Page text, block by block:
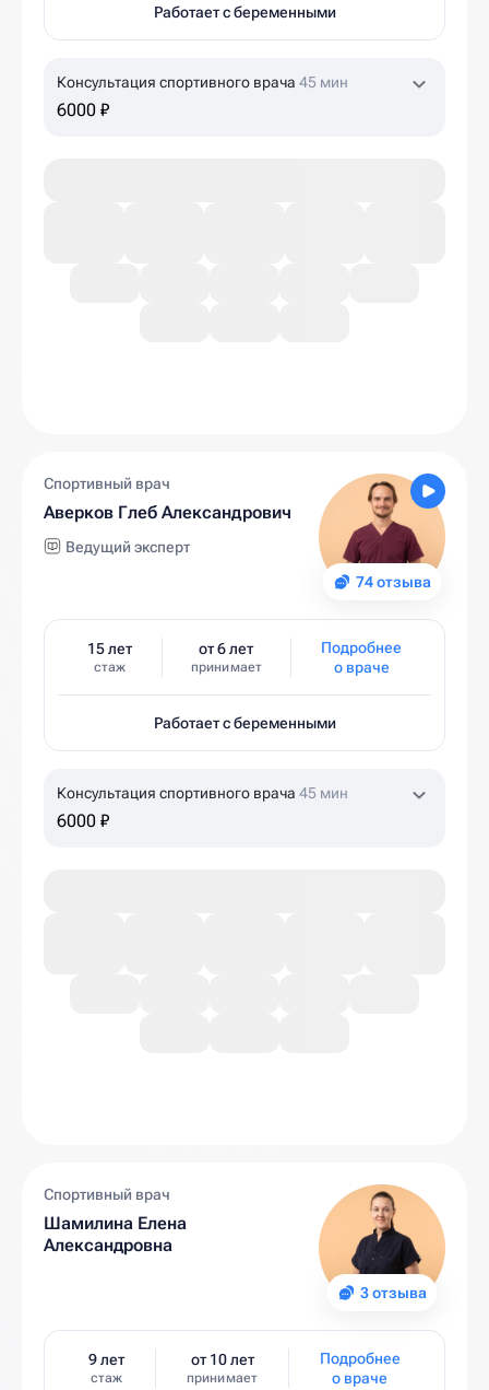
Работает с беременными
Консультация спортивного врача 45 мин
6000 ₽
74 отзыва
Спортивный врач
Аверков Глеб Александрович
Ведущий эксперт
15 лет
стаж
от 6 лет
принимает
Подробнее
о враче
Работает с беременными
Консультация спортивного врача 45 мин
6000 ₽
3 отзыва
Спортивный врач
Шамилина Елена
Александровна
9 лет
стаж
от 10 лет
принимает
Подробнее
о враче